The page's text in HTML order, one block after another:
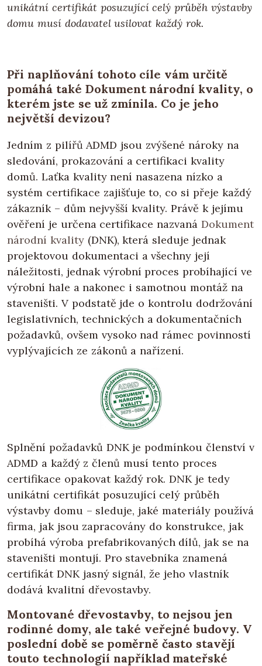
unikátní certifikát posuzující celý průběh výstavby
domu musí dodavatel usilovat každý rok.
Při naplňování tohoto cíle vám určitě
pomáhá také Dokument národní kvality, o
kterém jste se už zmínila. Co je jeho
největší devizou?
Jedním z pilířů ADMD jsou zvýšené nároky na
sledování, prokazování a certifikaci kvality
domů. Laťka kvality není nasazena nízko a
systém certifikace zajišťuje to, co si přeje každý
zákazník – dům nejvyšší kvality. Právě k jejímu
ověření je určena certifikace nazvaná Dokument
národní kvality(DNK), která sleduje jednak
projektovou dokumentaci a všechny její
náležitosti, jednak výrobní proces probíhající ve
výrobní hale a nakonec i samotnou montáž na
staveništi. V podstatě jde o kontrolu dodržování
legislativních, technických a dokumentačních
požadavků, ovšem vysoko nad rámec povinností
vyplývajících ze zákonů a nařízení.
Splnění požadavků DNK je podmínkou členství v
ADMD a každý z členů musí tento proces
certifikace opakovat každý rok. DNK je tedy
unikátní certifikát posuzující celý průběh
výstavby domu – sleduje, jaké materiály používá
firma, jak jsou zapracovány do konstrukce, jak
probíhá výroba prefabrikovaných dílů, jak se na
staveništi montují. Pro stavebníka znamená
certifikát DNK jasný signál, že jeho vlastník
dodává kvalitní dřevostavby.
Montované dřevostavby, to nejsou jen
rodinné domy, ale také veřejné budovy. V
poslední době se poměrně často stavějí
touto technologií například mateřské